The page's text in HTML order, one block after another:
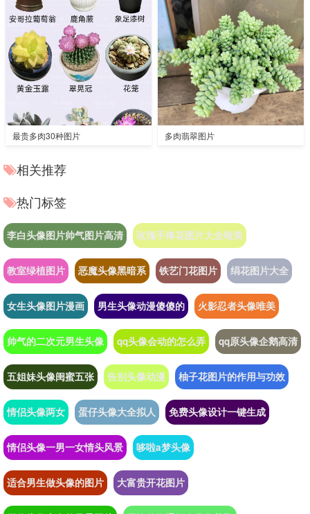
最贵多肉30种图片 多肉翡翠图片
相关推荐
热门标签
李白头像图片帅气图片高清 玫瑰手捧花图片大全唯美
教室绿植图片 恶魔头像黑暗系 铁艺门花图片 绢花图片大全
女生头像图片漫画 男生头像动漫傻傻的 火影忍者头像唯美
帅气的二次元男生头像 qq头像会动的怎么弄 qq原头像企鹅高清
五姐妹头像闺蜜五张 告别头像动漫 柚子花图片的作用与功效
情侣头像两女 蛋仔头像大全拟人 免费头像设计一键生成
情侣头像一男一女情头风景 哆啦a梦头像
适合男生做头像的图片 大富贵开花图片